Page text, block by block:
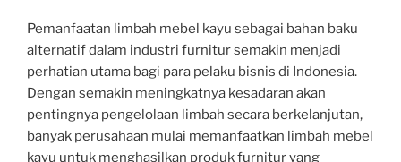
Pemanfaatan limbah mebel kayu sebagai bahan baku
alternatif dalam industri furnitur semakin menjadi
perhatian utama bagi para pelaku bisnis di Indonesia.
Dengan semakin meningkatnya kesadaran akan
pentingnya pengelolaan limbah secara berkelanjutan,
banyak perusahaan mulai memanfaatkan limbah mebel
kayu untuk menghasilkan produk furnitur yang